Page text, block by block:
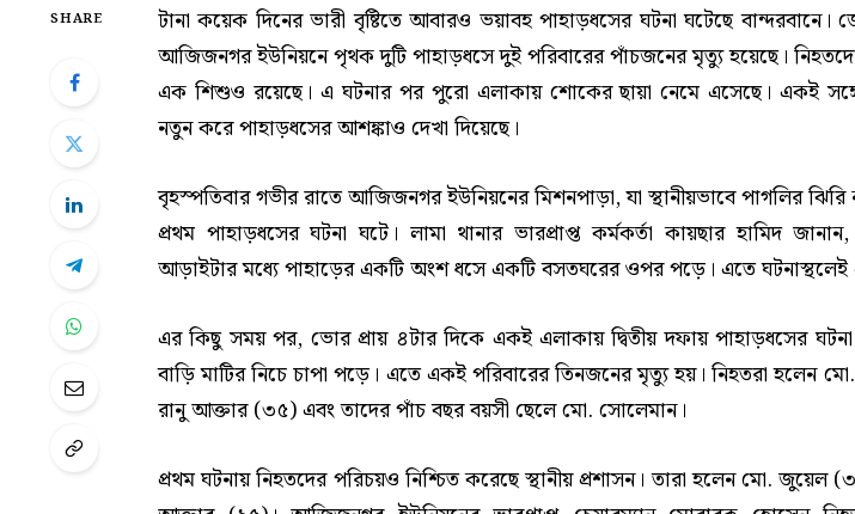
SHARE
টানা কয়েক দিনের ভারী বৃষ্টিতে আবারও ভয়াবহ পাহাড়ধসের ঘটনা ঘটেছে বান্দরবানে।
আজিজনগর ইউনিয়নে পৃথক দুটি পাহাড়ধসে দুই পরিবারের পাঁচজনের মৃত্যু হয়েছে।
এক শিশুও রয়েছে। এ ঘটনার পর পুরো এলাকায় শোকের ছায়া নেমে এসেছে। একই সঙ্গে
নতুন করে পাহাড়ধসের আশঙ্কাও দেখা দিয়েছে।
বৃহস্পতিবার গভীর রাতে আজিজনগর ইউনিয়নের মিশনপাড়া, যা স্থানীয়ভাবে পাগলির ঝিরি
প্রথম পাহাড়ধসের ঘটনা ঘটে। লামা থানার ভারপ্রাপ্ত কর্মকর্তা কায়ছার হামিদ
আড়াইটার মধ্যে পাহাড়ের একটি অংশ ধসে একটি বসতঘরের ওপর পড়ে। এতে
এর কিছু সময় পর, ভোর প্রায় ৪টার দিকে একই এলাকায় দ্বিতীয় দফায় পাহাড়ধসের
বাড়ি মাটির নিচে চাপা পড়ে। এতে একই পরিবারের তিনজনের মৃত্যু হয়। নিহতরা হলেন
রানু আক্তার (৩৫) এবং তাদের পাঁচ বছর বয়সী ছেলে মো. সোলেমান।
প্রথম ঘটনায় নিহতদের পরিচয়ও নিশ্চিত করেছে স্থানীয় প্রশাসন। তারা হলেন মো. জুয়েল